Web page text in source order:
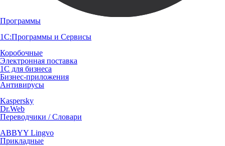
Программы
1С:Программы и Сервисы
Коробочные
Электронная поставка
1С для бизнеса
Бизнес-приложения
Антивирусы
Kaspersky
Dr.Web
Переводчики / Словари
ABBYY Lingvo
Прикладные